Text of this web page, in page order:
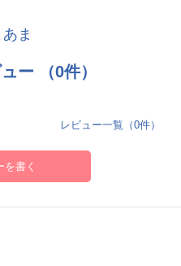
されます。また、まとめ買いパ
自宅へ帰宅するあなた。
した"夜のお誘い"をしてき
ま
ー （0件）
レビュー一覧（0件）
を書く